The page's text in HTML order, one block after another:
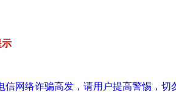
示
网络诈骗高发，请用户提高警惕，切